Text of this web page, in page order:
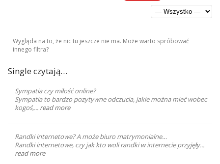
Wygląda na to, że nic tu jeszcze nie ma. Może warto spróbować
innego filtra?
Single czytają…
Sympatia czy miłość online?
Sympatia to bardzo pozytywne odczucia, jakie można mieć wobec
kogoś,... read more
Randki internetowe? A może biuro matrymonialne…
Randki internetowe, czy jak kto woli randki w internecie przyjęły...
read more